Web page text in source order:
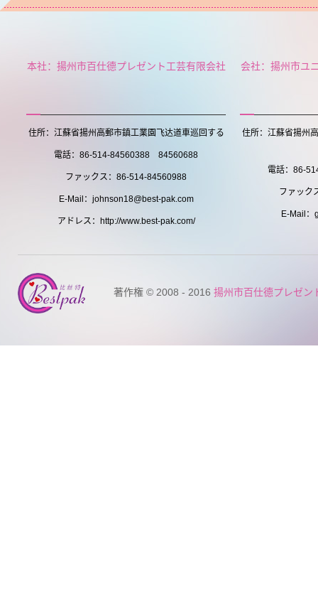
本社：揚州市百仕德プレゼント工芸有限会社
住所：江蘇省揚州高郵市鎮工業園飞达道車巡回する
電話：86-514-84560388 84560688
ファックス：86-514-84560988
E-Mail：johnson18@best-pak.com
アドレス：http://www.best-pak.com/
会社：揚州市ユ
住所：江蘇省揚州
電話：86-
ファック
E-Mail：
著作権 © 2008 - 2016 揚州市百仕德プレゼン